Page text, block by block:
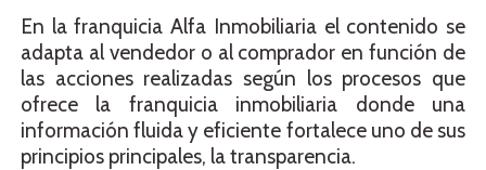
En la franquicia Alfa Inmobiliaria el contenido se
adapta al vendedor o al comprador en función de
las acciones realizadas según los procesos que
ofrece la franquicia inmobiliaria donde una
información fluida y eficiente fortalece uno de sus
principios principales, la transparencia.